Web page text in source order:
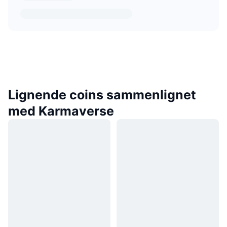
Lignende coins sammenlignet
med Karmaverse